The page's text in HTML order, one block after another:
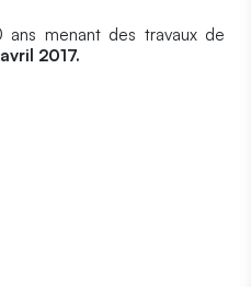
menant des travaux de
2017.